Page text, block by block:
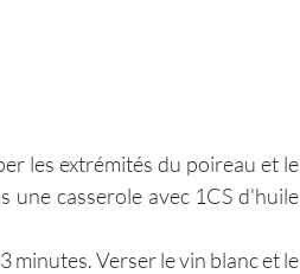
les extrémités du poireau et le
une casserole avec 1CS d'huile
minutes. Verser le vin blanc et le